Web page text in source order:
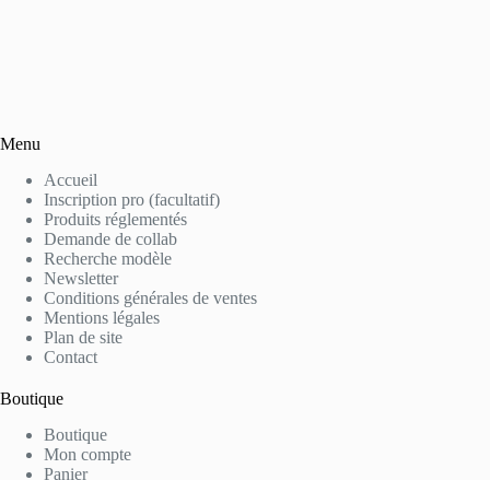
Menu
Accueil
Inscription pro (facultatif)
Produits réglementés
Demande de collab
Recherche modèle
Newsletter
Conditions générales de ventes
Mentions légales
Plan de site
Contact
Boutique
Boutique
Mon compte
Panier